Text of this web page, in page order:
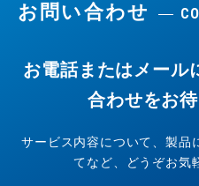
お問い合わせ
お電話またはメール
合わせをお
サービス内容について、製品
てなど、どうぞお気